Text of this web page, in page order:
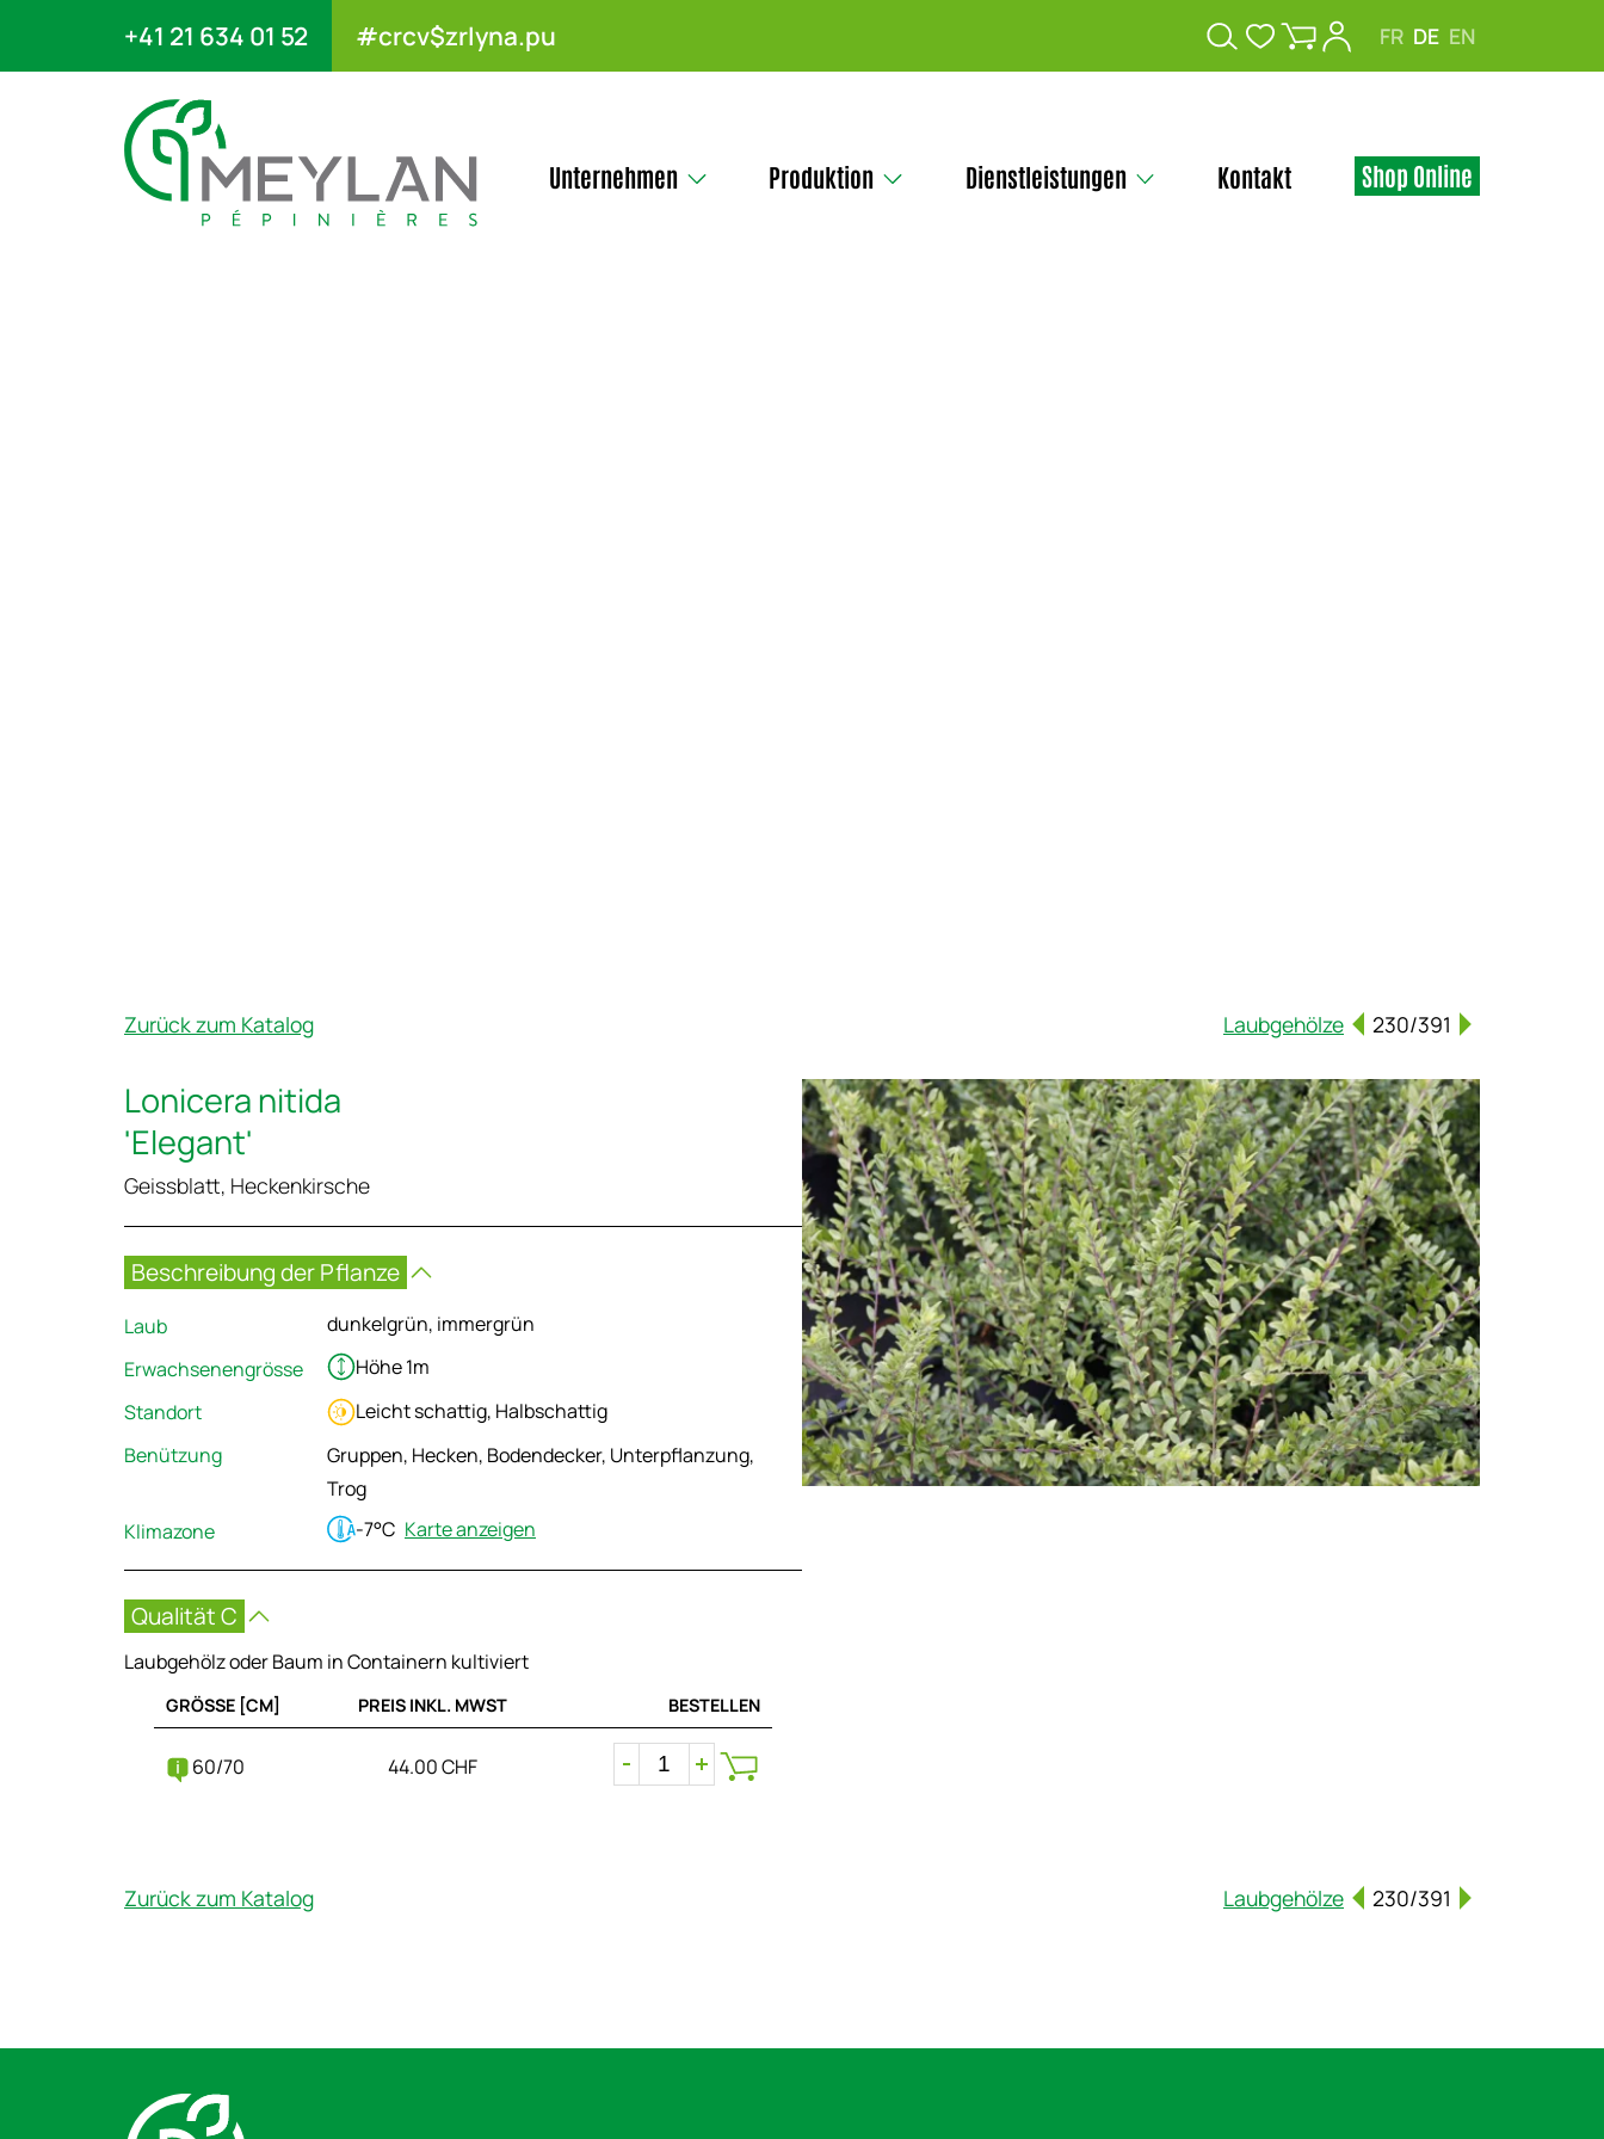
+41 21 634 01 52 #crcv$zrlyna.pu FR DE EN
Unternehmen Produktion Dienstleistungen Kontakt Shop Online
Zurück zum Katalog Laubgehölze 230/391
Lonicera nitida
'Elegant'
Geissblatt, Heckenkirsche
Beschreibung der Pflanze
Laub
dunkelgrün, immergrün
Erwachsenengrösse
Höhe 1m
Standort
Leicht schattig, Halbschattig
Benützung
Gruppen, Hecken, Bodendecker, Unterpflanzung,
Trog
Klimazone
-7°C Karte anzeigen
Qualität C
Laubgehölz oder Baum in Containern kultiviert
GRÖSSE [CM] PREIS INKL. MWST BESTELLEN
60/70 44.00 CHF
Zurück zum Katalog Laubgehölze 230/391